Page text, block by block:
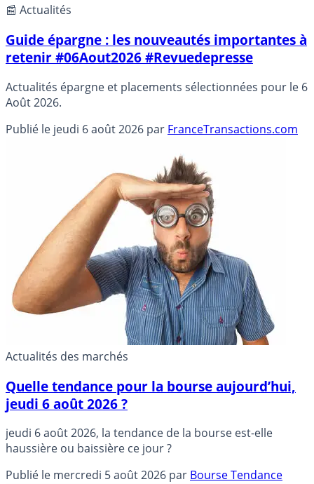
📰 Actualités
Guide épargne : les nouveautés importantes à
retenir #06Aout2026 #Revuedepresse
Actualités épargne et placements sélectionnées pour le 6
Août 2026.
Publié le jeudi 6 août 2026 par FranceTransactions.com
Actualités des marchés
Quelle tendance pour la bourse aujourd’hui,
jeudi 6 août 2026 ?
jeudi 6 août 2026, la tendance de la bourse est-elle
haussière ou baissière ce jour ?
Publié le mercredi 5 août 2026 par Bourse Tendance